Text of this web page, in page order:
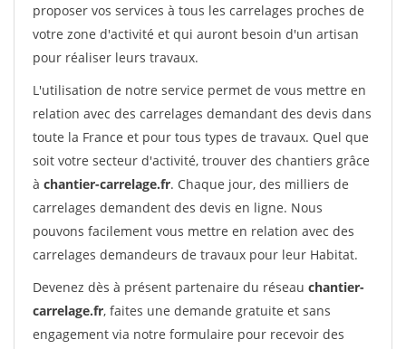
proposer vos services à tous les carrelages proches de
votre zone d'activité et qui auront besoin d'un artisan
pour réaliser leurs travaux.
L'utilisation de notre service permet de vous mettre en
relation avec des carrelages demandant des devis dans
toute la France et pour tous types de travaux. Quel que
soit votre secteur d'activité, trouver des chantiers grâce
à chantier-carrelage.fr. Chaque jour, des milliers de
carrelages demandent des devis en ligne. Nous
pouvons facilement vous mettre en relation avec des
carrelages demandeurs de travaux pour leur Habitat.
Devenez dès à présent partenaire du réseau chantier-
carrelage.fr, faites une demande gratuite et sans
engagement via notre formulaire pour recevoir des